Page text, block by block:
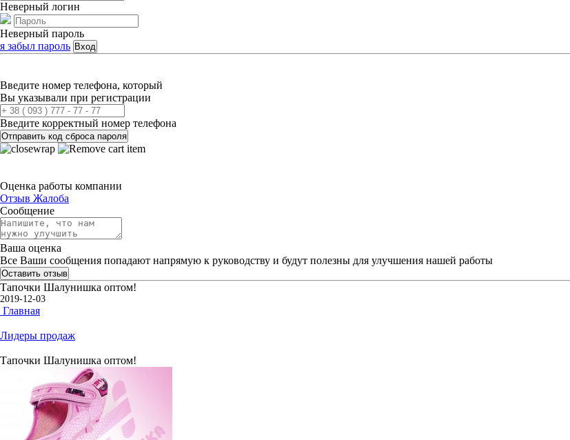
Неверный логин
Неверный пароль
я забыл пароль Вход
Введите номер телефона, который
Вы указывали при регистрации
Введите корректный номер телефона
Отправить код сброса пароля
Оценка работы компании
Отзыв Жалоба
Сообщение
Ваша оценка
Все Ваши сообщения попадают напрямую к руководству и будут полезны для улучшения нашей работы
Оставить отзыв
Тапочки Шалунишка оптом!
2019-12-03
Главная
Лидеры продаж
Тапочки Шалунишка оптом!